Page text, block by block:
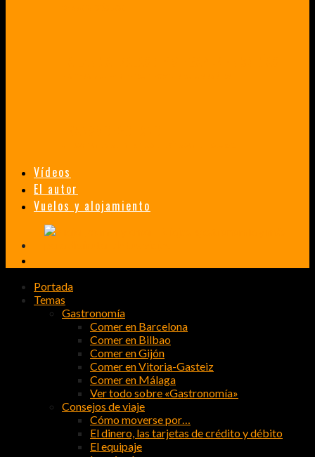
Vídeos
El autor
Vuelos y alojamiento
Portada
Temas
Gastronomía
Comer en Barcelona
Comer en Bilbao
Comer en Gijón
Comer en Vitoria-Gasteiz
Comer en Málaga
Ver todo sobre «Gastronomía»
Consejos de viaje
Cómo moverse por…
El dinero, las tarjetas de crédito y débito
El equipaje